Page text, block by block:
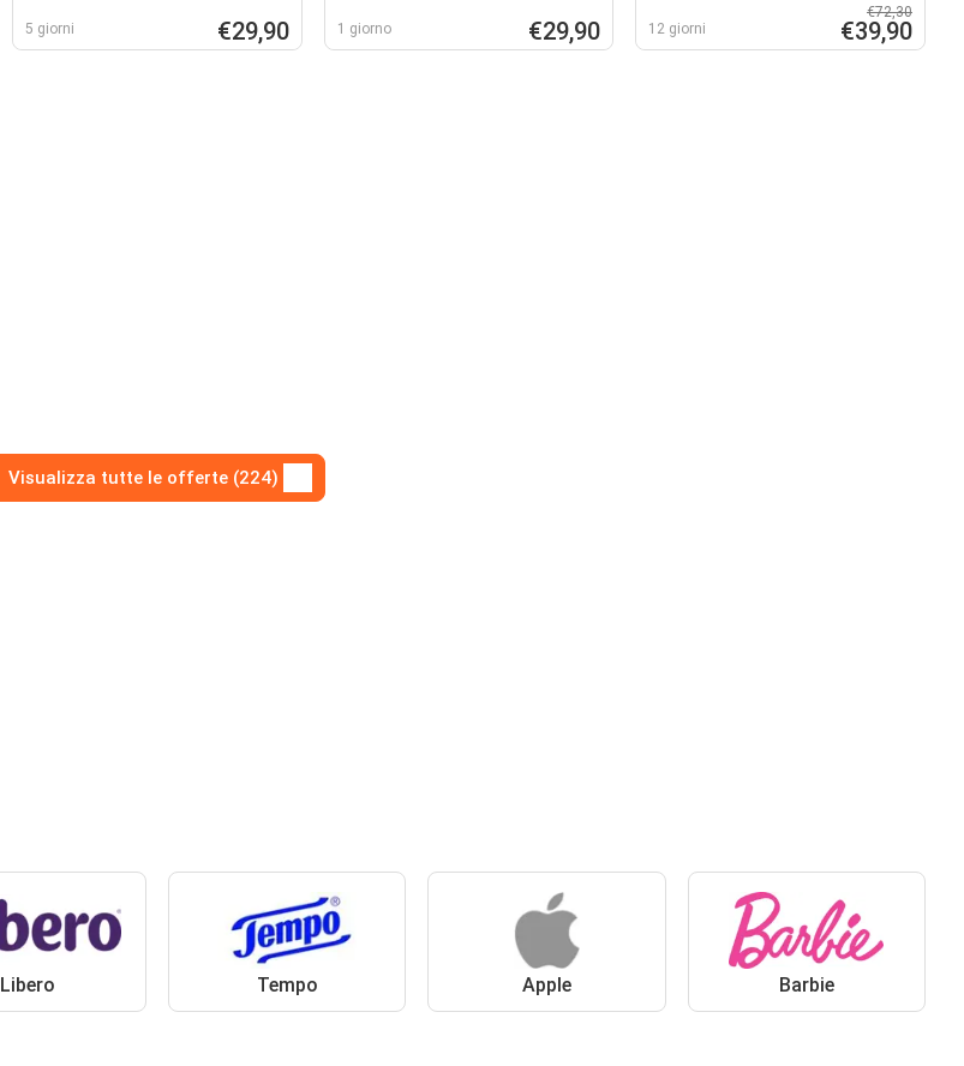
5 giorni €29,90 1 giorno €29,90 12 giorni
€72,30
€39,90
Visualizza tutte le offerte (224)
Libero Tempo Apple Barbie